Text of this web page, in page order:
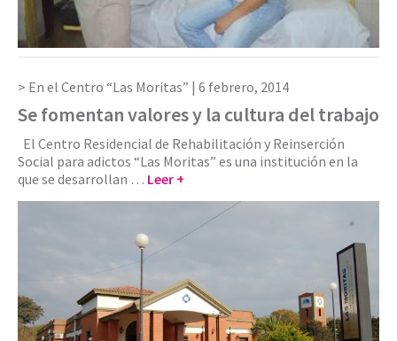
En el Centro “Las Moritas” | 6 febrero, 2014
Se fomentan valores y la cultura del trabajo
El Centro Residencial de Rehabilitación y Reinserción
Social para adictos “Las Moritas” es una institución en la
que se desarrollan … Leer +